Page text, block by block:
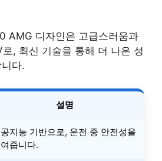
AMG 디자인은 고급스러움과
, 최신 기술을 통해 더 나은 성
다.
설명
지능 기반으로, 운전 중 안전성을
줍니다.